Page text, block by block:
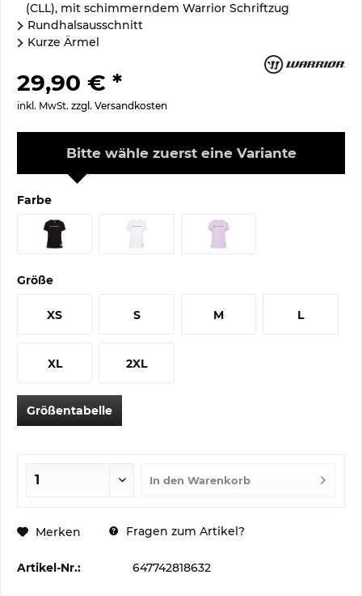
(CLL), mit schimmerndem Warrior Schriftzug
Rundhalsausschnitt
Kurze Ärmel
29,90 € *
inkl. MwSt. zzgl. Versandkosten
Bitte wähle zuerst eine Variante
Farbe
Größe
XS S M L
XL 2XL
Größentabelle
In den Warenkorb
Merken Fragen zum Artikel?
Artikel-Nr.: 647742818632